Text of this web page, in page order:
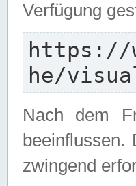
Verfügung
https://
he/
Nach dem
zwingend